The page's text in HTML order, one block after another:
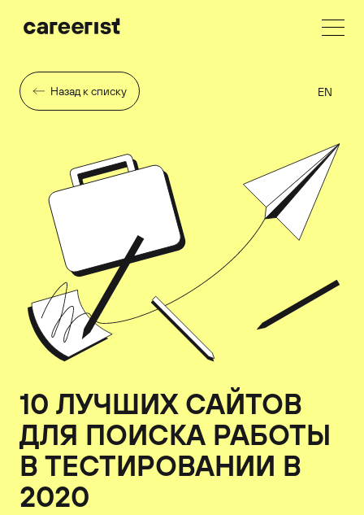
Назад к списку EN
10 ЛУЧШИХ САЙТОВ
ДЛЯ ПОИСКА РАБОТЫ
В ТЕСТИРОВАНИИ В
2020